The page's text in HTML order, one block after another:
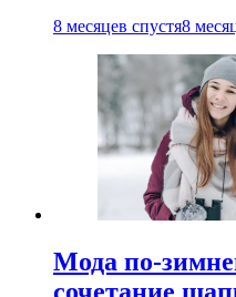
8 месяцев спустя8
Мода по-
сочетание